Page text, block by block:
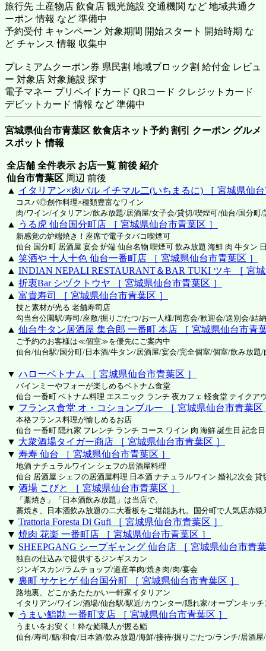
旅行先 土産物店 飲食店 観光施設 交通機関 など 地域共通ク
ーポン 情報 など 準備中
予約受付 キャンペーン 対象期間 開始スタート 開始時期 な
ど チャンス 情報 収集中
プレミアムクーポン券 県民割 地域ブロック割 給付金 レビュ
ー 対象店 対象施設 探す
電子マネー プリペイドカード QRコード クレジットカード
デビットカード 情報 など 準備中
宮城県仙台市青葉区 飲食店ネット予約 割引 クーポン グルメ
スポット 情報
全店舗 全件表示 お店一覧 前後 紹介
仙台市青葉区 周辺 前後
▲ イタリアン×肉バル イチマル二(いちまるに) ［ 宮城県仙
コスパ◎創作料理×種類豊富なワイン
肉/ワイン/イタリアン/飲み放題/居酒屋/女子会/貸切/喫煙可/仙台/国分町/
▲ うる虎 仙台国分町店 ［ 宮城県仙台市青葉区 ］
新感覚の炉端焼き！座席で電子タバコ喫煙可
仙台 国分町 居酒屋 宴会 炉端 仙台名物 喫煙可 飲み放題 海鮮 肉 牛タン
▲ 笑酒や 十人十色 仙台一番町店 ［ 宮城県仙台市青葉区 ］
▲ INDIAN NEPALI RESTAURANT＆BAR TUKI ツキ ［ 宮
▲ 折衷Bar シヅクトウヤ ［ 宮城県仙台市青葉区 ］
▲ 富貴寿司 ［ 宮城県仙台市青葉区 ］
技と素材が光る 老舗寿司店
勾当台公園駅/寿司/座敷/掘りごたつ/お一人様/同窓会/歓迎会/送別会/結
▲ 仙台牛タン居酒屋 集合郎 一番町 本店 ［ 宮城県仙台市青
ご予約のお客様は≪個室≫を優先にご案内中
仙台/仙台駅/国分町/日本酒/牛タン/居酒屋/宴会/完全個室/個室/飲み放題/
▼ ハローベトナム ［ 宮城県仙台市青葉区 ］
バインミーやフォーが楽しめるベトナム食堂
仙台 一番町 ベトナム料理 エスニック ランチ 夜カフェ 軽食堂 テイクア
▼ フランス食堂 オ・コションブルー ［ 宮城県仙台市青葉区
本格フランス料理が愉しめるお店
仙台 一番町 隠れ家 フレンチ ランチ コース ワイン 肉 海鮮 誕生日 記念
▼ 大衆酒場タイガー商店 ［ 宮城県仙台市青葉区 ］
▼ 寿寿 仙台 ［ 宮城県仙台市青葉区 ］
地酒 ナチュラルワイン シェフの居酒屋料理
仙台 居酒屋 シェフの居酒屋料理 日本酒 ナチュラルワイン 婚礼2次会 貸
▼ 酒場 こびと ［ 宮城県仙台市青葉区 ］
「藁焼き」「日本酒飲み放題」は当店で。
藁焼き、日本酒飲み放題の二大看板をご堪能あれ。国分町で人気店赤猿
▼ Trattoria Foresta Di Gufi ［ 宮城県仙台市青葉区 ］
▼ 焼肉 花楽 一番町店 ［ 宮城県仙台市青葉区 ］
▼ SHEEPGANG シープギャング 仙台店 ［ 宮城県仙台市青
独自の仕込みで提供するジンギスカン
ジンギスカン/ラムチョップ/道産羊肉/焼き肉/肉/宴会
▼ 裏町 サケヒゲ 仙台国分町 ［ 宮城県仙台市青葉区 ］
路地裏、どこかあたたかい一軒家イタリアン
イタリアン/ワイン/酒場/仙台駅/駅近/カウンター/隠れ家/オープンキッチ
▼ うまい鮨勘 一番町支店 ［ 宮城県仙台市青葉区 ］
うまいをお安く！粋な鮨職人が握る鮨
仙台/寿司/鮨/和食/日本酒/飲み放題/海鮮/接待/掘りごたつ/ランチ/居酒屋